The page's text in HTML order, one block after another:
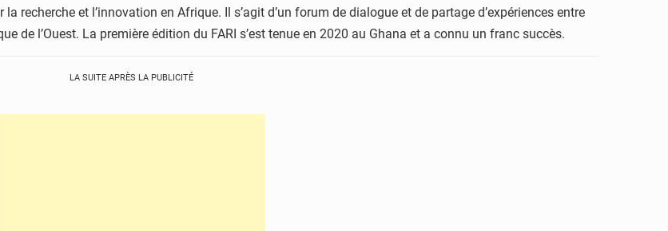
recherche et l’innovation en Afrique. Il s’agit d’un forum de dialogue et de partage d’expériences entre
de l’Ouest. La première édition du FARI s’est tenue en 2020 au Ghana et a connu un franc succès.
LA SUITE APRÈS LA PUBLICITÉ